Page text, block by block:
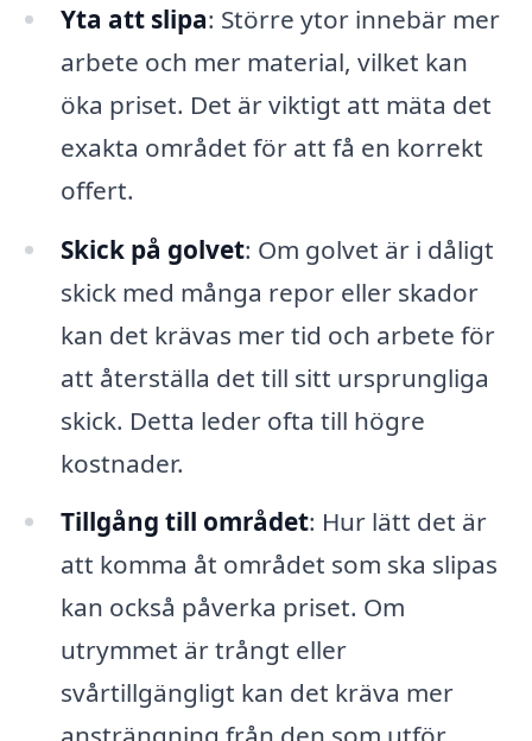
Yta att slipa: Större ytor innebär mer
arbete och mer material, vilket kan
öka priset. Det är viktigt att mäta det
exakta området för att få en korrekt
offert.
Skick på golvet: Om golvet är i dåligt
skick med många repor eller skador
kan det krävas mer tid och arbete för
att återställa det till sitt ursprungliga
skick. Detta leder ofta till högre
kostnader.
Tillgång till området: Hur lätt det är
att komma åt området som ska slipas
kan också påverka priset. Om
utrymmet är trångt eller
svårtillgängligt kan det kräva mer